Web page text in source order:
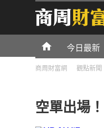
今日最新
商周財富網 觀點新聞
空單出場